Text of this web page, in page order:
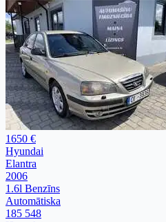
1650 €
Hyundai
Elantra
2006
1.6l Benzīns
Automātiska
185 548